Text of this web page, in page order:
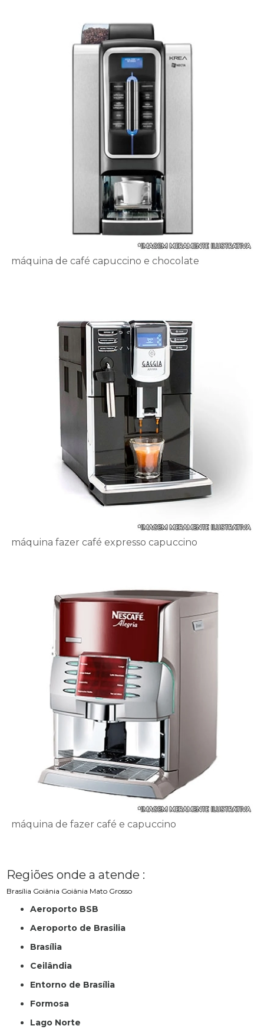
máquina de café capuccino e chocolate
máquina fazer café expresso capuccino
máquina de fazer café e capuccino
Regiões onde a atende :
Brasília Goiânia Goiânia Mato Grosso
Aeroporto BSB
Aeroporto de Brasilia
Brasília
Ceilândia
Entorno de Brasília
Formosa
Lago Norte